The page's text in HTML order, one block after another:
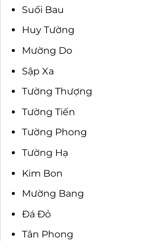
Suối Bau
Huy Tường
Mường Do
Sập Xa
Tường Thượng
Tường Tiến
Tường Phong
Tường Hạ
Kim Bon
Mường Bang
Đá Đỏ
Tân Phong